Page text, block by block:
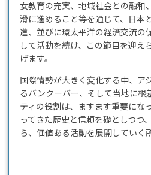
女教育の充実、地域社会との融和
滑に進めること等を通じて、日本
進、並びに環太平洋の経済交流の
して活動を続け、この節目を迎え
げます。
国際情勢が大きく変化する中、ア
るバンクーバー、そして当地に根
ティの役割は、ますます重要にな
ってきた歴史と信頼を礎としつつ
ら、価値ある活動を展開していく